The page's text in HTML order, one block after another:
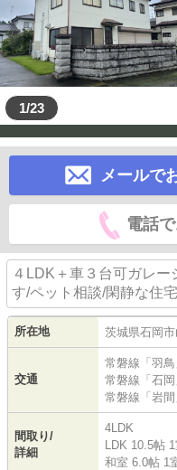
1/23
メールで
電話
４LDK＋車３台可ガレー
す/ペット相談/閑静な住
所在地 茨城県石岡市
交通
常磐線 「 羽鳥
常磐線 「 石岡
常磐線 「 岩間
間取り/
詳細
4LDK
LDK 10.5帖
和室 6.0帖 1